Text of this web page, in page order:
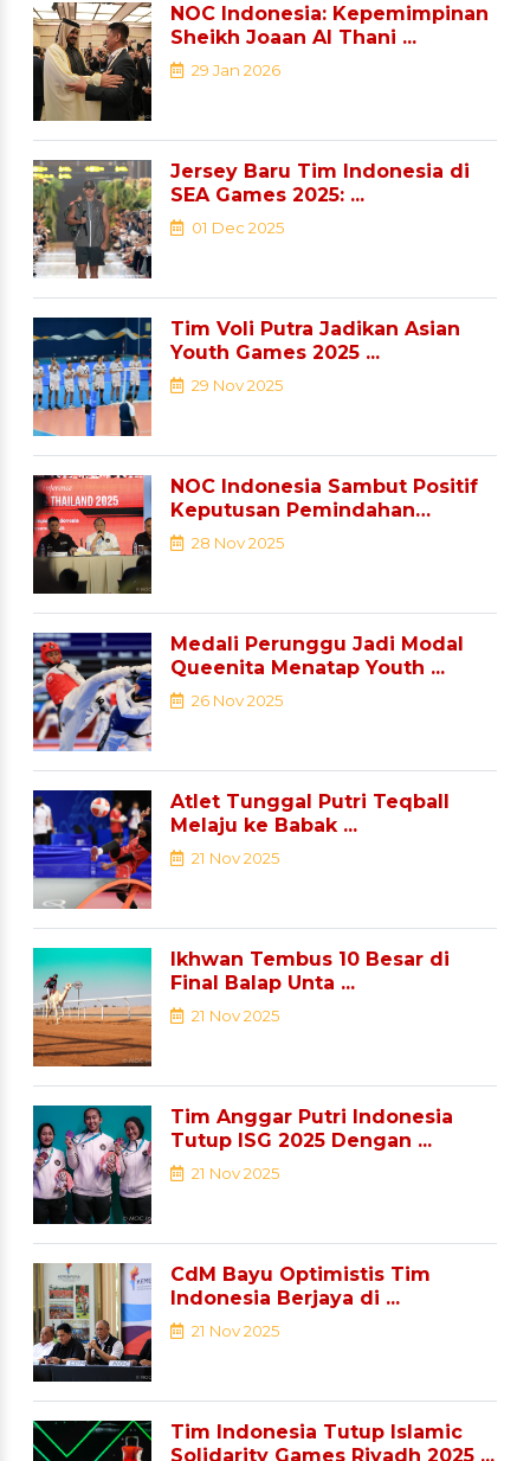
NOC Indonesia: Kepemimpinan
Sheikh Joaan Al Thani ...
29 Jan 2026
Jersey Baru Tim Indonesia di
SEA Games 2025: ...
01 Dec 2025
Tim Voli Putra Jadikan Asian
Youth Games 2025 ...
29 Nov 2025
NOC Indonesia Sambut Positif
Keputusan Pemindahan
Sejumlah ...
28 Nov 2025
Medali Perunggu Jadi Modal
Queenita Menatap Youth ...
26 Nov 2025
Atlet Tunggal Putri Teqball
Melaju ke Babak ...
21 Nov 2025
Ikhwan Tembus 10 Besar di
Final Balap Unta ...
21 Nov 2025
Tim Anggar Putri Indonesia
Tutup ISG 2025 Dengan ...
21 Nov 2025
CdM Bayu Optimistis Tim
Indonesia Berjaya di ...
21 Nov 2025
Tim Indonesia Tutup Islamic
Solidarity Games Riyadh 2025 ...